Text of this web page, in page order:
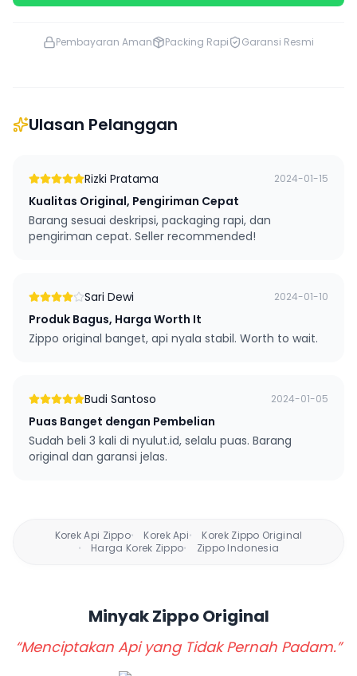
Pembayaran Aman Packing Rapi Garansi Resmi
Ulasan Pelanggan
Rizki Pratama 2024-01-15
Kualitas Original, Pengiriman Cepat
Barang sesuai deskripsi, packaging rapi, dan
pengiriman cepat. Seller recommended!
Sari Dewi 2024-01-10
Produk Bagus, Harga Worth It
Zippo original banget, api nyala stabil. Worth to wait.
Budi Santoso 2024-01-05
Puas Banget dengan Pembelian
Sudah beli 3 kali di nyulut.id, selalu puas. Barang
original dan garansi jelas.
Korek Api Zippo• Korek Api• Korek Zippo Original
• Harga Korek Zippo• Zippo Indonesia
Minyak ZippoOriginal
“Menciptakan Api yang Tidak Pernah Padam.”